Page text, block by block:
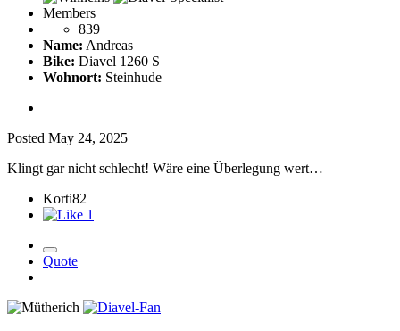
Members
839
Name: Andreas
Bike: Diavel 1260 S
Wohnort: Steinhude
Posted May 24, 2025
Klingt gar nicht schlecht! Wäre eine Überlegung wert…
Korti82
1
Quote